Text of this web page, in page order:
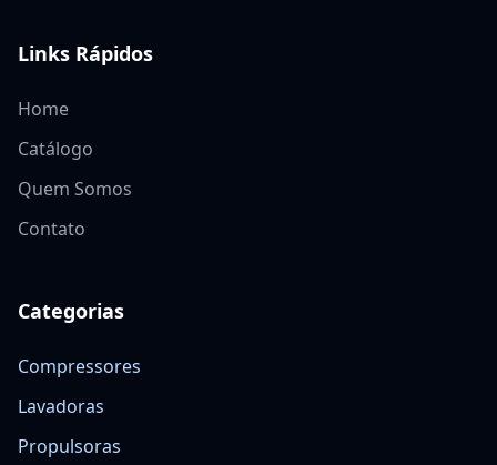
Links Rápidos
Home
Catálogo
Quem Somos
Contato
Categorias
Compressores
Lavadoras
Propulsoras